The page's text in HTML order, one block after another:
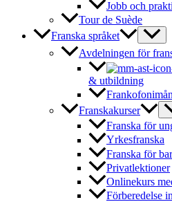
Jobb och
Tour de Suède
Franska språket
Avdelningen för
& utbildning
Franskakurser
Franska för
Yrkesfranska
Franska för
Privatlektioner
Onlinekurs
Förberedelse